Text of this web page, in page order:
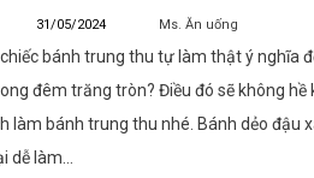
31/05/2024 Ms. Ăn uống
bánh trung thu tự làm thật ý nghĩa
đêm trăng tròn? Điều đó sẽ không hề
làm bánh trung thu nhé. Bánh dẻo đậu
dễ làm…